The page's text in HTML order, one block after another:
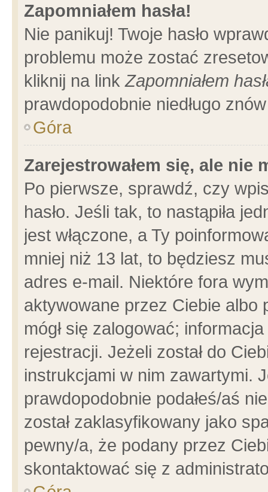
Zapomniałem hasła!
Nie panikuj! Twoje hasło
problemu może zostać
kliknij na linkZapomniałem
prawdopodobnie niedługo
Góra
Zarejestrowałem się, ale nie
Po pierwsze, sprawdź, czy
hasło. Jeśli tak, to nastąpiła
jest włączone, a Ty
mniej niż 13 lat, to będziesz
adres e-mail. Niektóre fora
aktywowane przez Ciebie albo
mógł się zalogować;
rejestracji. Jeżeli został do
instrukcjami w nim zawartymi.
prawdopodobnie podałeś/aś
został zaklasyfikowany jako
pewny/a, że podany przez
skontaktować się z